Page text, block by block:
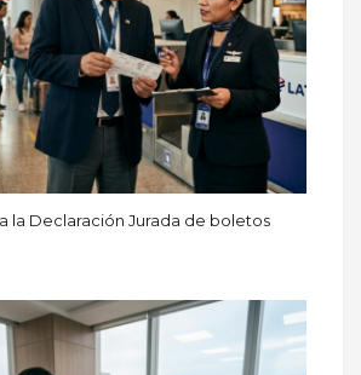
la Declaración Jurada de boletos